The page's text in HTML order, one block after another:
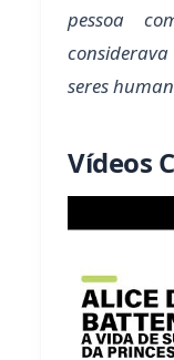
pessoa
seres
Vídeos